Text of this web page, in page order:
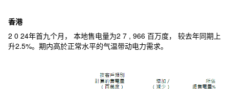
香港
2 0 24年首九个月， 本地售电量为2 7 , 966 百万度， 较去年同期上
升2.5%。期内高於正常水平的气温带动电力需求。